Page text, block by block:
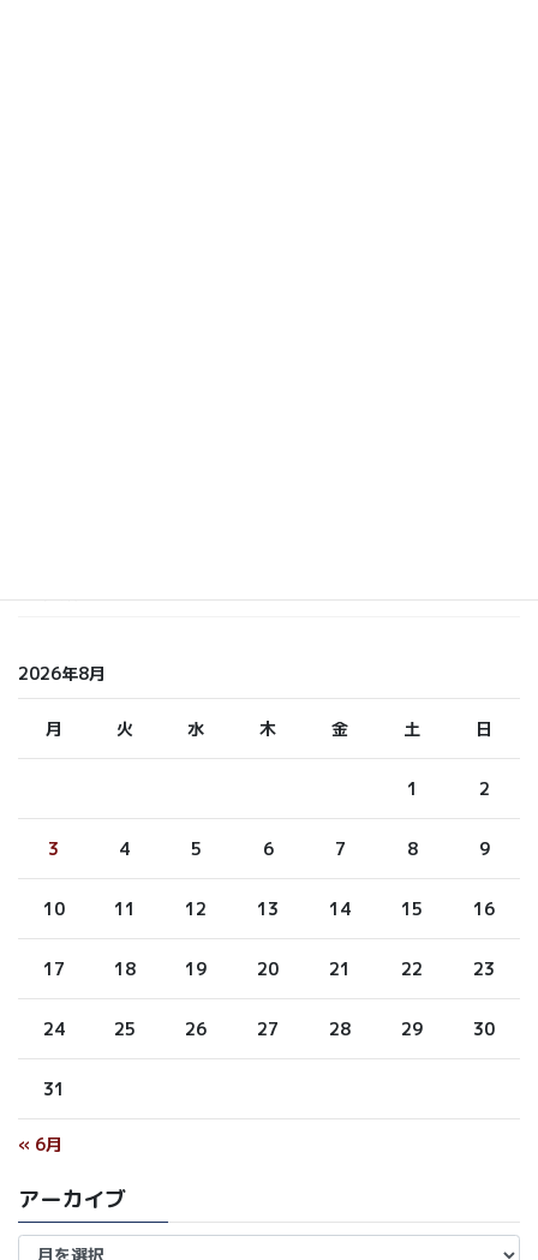
2026年8月
月 火 水 木 金 土 日
1 2
3 4 5 6 7 8 9
10 11 12 13 14 15 16
17 18 19 20 21 22 23
24 25 26 27 28 29 30
31
« 6月
アーカイブ
ア